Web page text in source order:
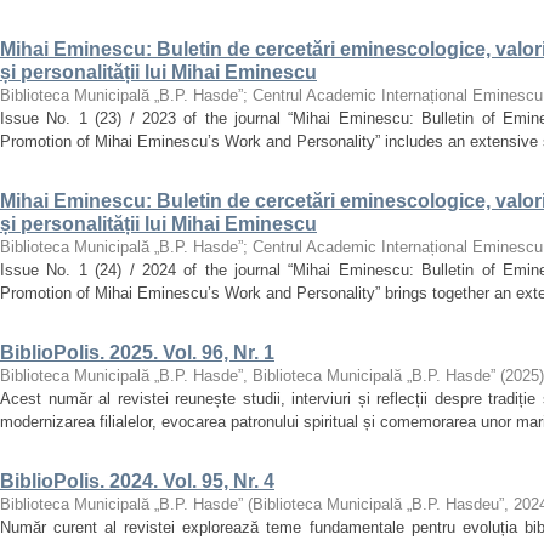
Mihai Eminescu: Buletin de cercetări eminescologice,
și personalității lui Mihai Eminescu
Biblioteca Municipală „B.P. Hasde”; Centrul Academic Internațional Eminescu
Issue No. 1 (23) / 2023 of the journal “Mihai Eminescu: Bulletin of
Promotion of Mihai Eminescu’s Work and Personality” includes an
Mihai Eminescu: Buletin de cercetări eminescologice,
și personalității lui Mihai Eminescu
Biblioteca Municipală „B.P. Hasde”; Centrul Academic Internațional Eminescu
Issue No. 1 (24) / 2024 of the journal “Mihai Eminescu: Bulletin of
Promotion of Mihai Eminescu’s Work and Personality” brings together an
BiblioPolis. 2025. Vol. 96, Nr. 1
Biblioteca Municipală „B.P. Hasde”, Biblioteca Municipală „B.P. Hasde” (2025)
Acest număr al revistei reunește studii, interviuri și reflecții despre
modernizarea filialelor, evocarea patronului spiritual și comemorarea unor
BiblioPolis. 2024. Vol. 95, Nr. 4
Biblioteca Municipală „B.P. Hasde” (Biblioteca Municipală „B.P. Hasdeu”,
Număr curent al revistei explorează teme fundamentale pentru evoluția